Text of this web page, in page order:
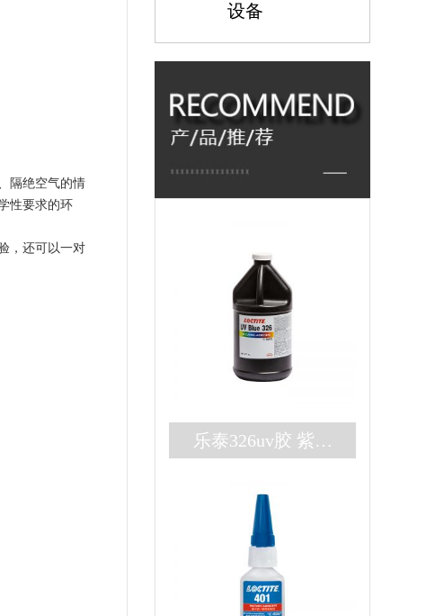
隔绝空气的情
性要求的环
，还可以一对
设备
乐泰326uv胶 紫外
6胶水 高强度结构
胶